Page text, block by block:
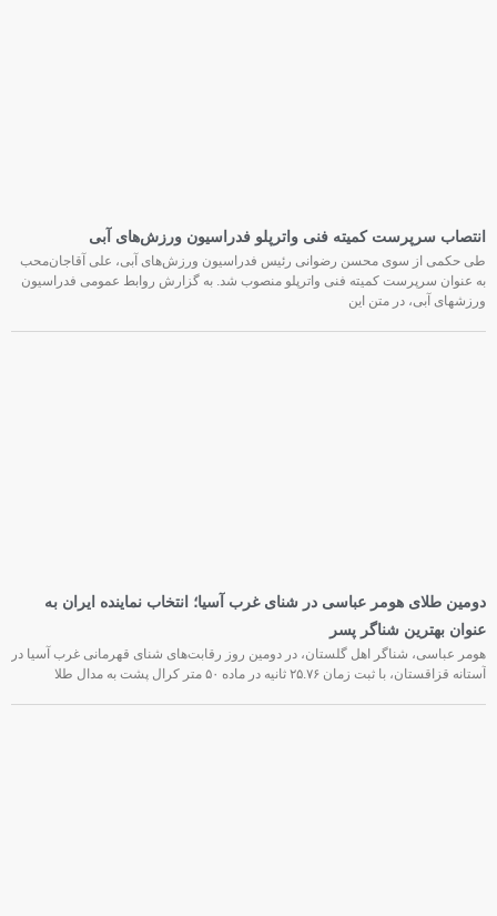
انتصاب سرپرست کمیته فنی واترپلو فدراسیون ورزش‌های آبی
طی حکمی از سوی محسن رضوانی رئیس فدراسیون ورزش‌های آبی، علی آقاجان‌محب
به عنوان سرپرست کمیته فنی واترپلو منصوب شد. به گزارش روابط عمومی فدراسیون
ورزشهای آبی، در متن این
دومین طلای هومر عباسی در شنای غرب آسیا؛ انتخاب نماینده ایران به
عنوان بهترین شناگر پسر
هومر عباسی، شناگر اهل گلستان، در دومین روز رقابت‌های شنای قهرمانی غرب آسیا در
آستانه قزاقستان، با ثبت زمان ۲۵.۷۶ ثانیه در ماده ۵۰ متر کرال پشت به مدال طلا